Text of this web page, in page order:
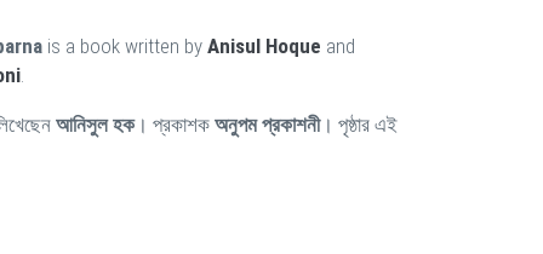
is a book written by Anisul Hoque and
.
আনিসুল হক। প্রকাশক অনুপম প্রকাশনী। পৃষ্ঠার এই